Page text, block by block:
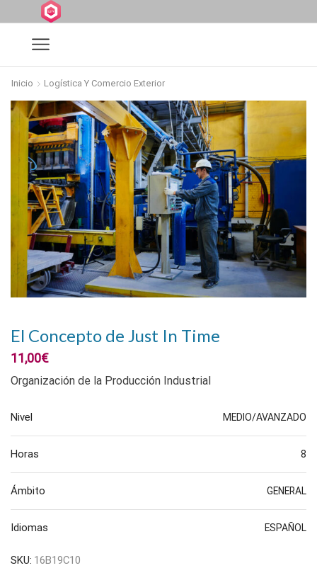
Inicio Logística Y Comercio Exterior
El Concepto de Just In Time
11,00€
Organización de la Producción Industrial
Nivel MEDIO/AVANZADO
Horas 8
Ámbito GENERAL
Idiomas ESPAÑOL
SKU: 16B19C10